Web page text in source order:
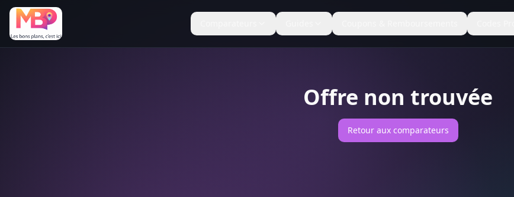
Offre non trouvée
Retour aux comparateurs